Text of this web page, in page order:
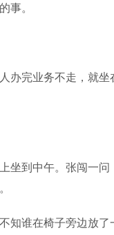
事。
完业务不走，就坐
到中午。张闯一问
谁在椅子旁边放了